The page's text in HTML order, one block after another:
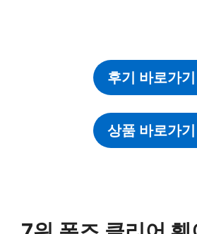
후기 바로가기
상품 바로가기